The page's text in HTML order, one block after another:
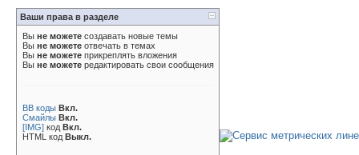
Ваши права в разделе
Вы не можете создавать новые темы
Вы не можете отвечать в темах
Вы не можете прикреплять вложения
Вы не можете редактировать свои сообщения
BB коды Вкл.
Смайлы Вкл.
[IMG] код Вкл.
HTML код Выкл.